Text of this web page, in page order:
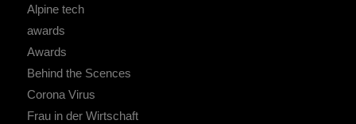
Alpine tech
awards
Awards
Behind the Scences
Corona Virus
Frau in der Wirtschaft